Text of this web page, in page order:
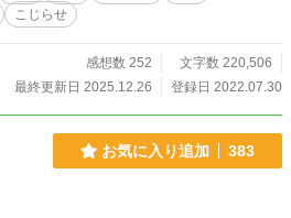
こじらせ
感想数 252
文字数 220,506
最終更新日 2025.12.26
登録日 2022.07.30
お気に入り追加 383